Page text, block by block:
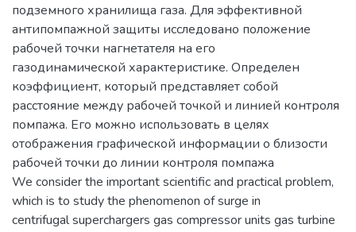
подземного хранилища газа. Для эффективной
антипомпажной защиты исследовано положение
рабочей точки нагнетателя на его
газодинамической характеристике. Определен
коэффициент, который представляет собой
расстояние между рабочей точкой и линией контроля
помпажа. Его можно использовать в целях
отображения графической информации о близости
рабочей точки до линии контроля помпажа
We consider the important scientific and practical problem,
which is to study the phenomenon of surge in
centrifugal superchargers gas compressor units gas turbine